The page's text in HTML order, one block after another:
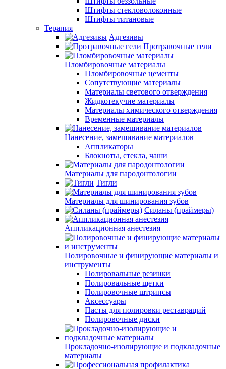
Штифты стекловолоконные
Штифты титановые
Терапия
Адгезивы
Протравочные гели
Пломбировочные материалы
Пломбировочные цементы
Сопутствующие материалы
Материалы светового отверждения
Жидкотекучие материалы
Материалы химического отверждения
Временные материалы
Нанесение, замешивание материалов
Аппликаторы
Блокноты, стекла, чаши
Материалы для пародонтологии
Тигли
Материалы для шинирования зубов
Силаны (праймеры)
Аппликационная анестезия
Полировочные и финирующие материалы и
инструменты
Полировальные резинки
Полировальные щетки
Полировочные штрипсы
Аксессуары
Пасты для полировки реставраций
Полировочные диски
Прокладочно-изолирующие и подкладочные
материалы